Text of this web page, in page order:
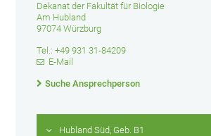
Dekanat der Fakultät für Biologie
Am Hubland
97074 Würzburg
Tel.: +49 931 31-84209
E-Mail
Suche Ansprechperson
Hubland Süd, Geb. B1